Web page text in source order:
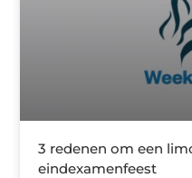
3 redenen om een
eindexamenfeest